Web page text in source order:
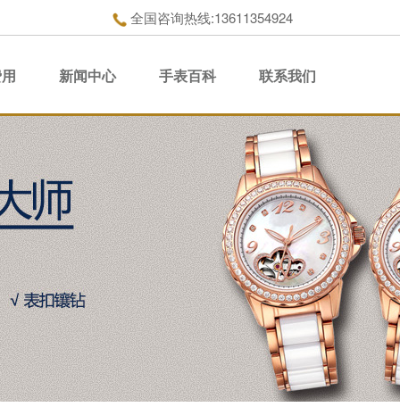
全国咨询热线:13611354924
新闻中心 手表百科 联系我们